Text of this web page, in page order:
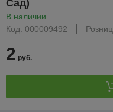
Сад)
В наличии
Код: 000009492
2 руб.